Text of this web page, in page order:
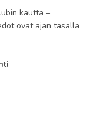
kautta –
ovat ajan tasalla